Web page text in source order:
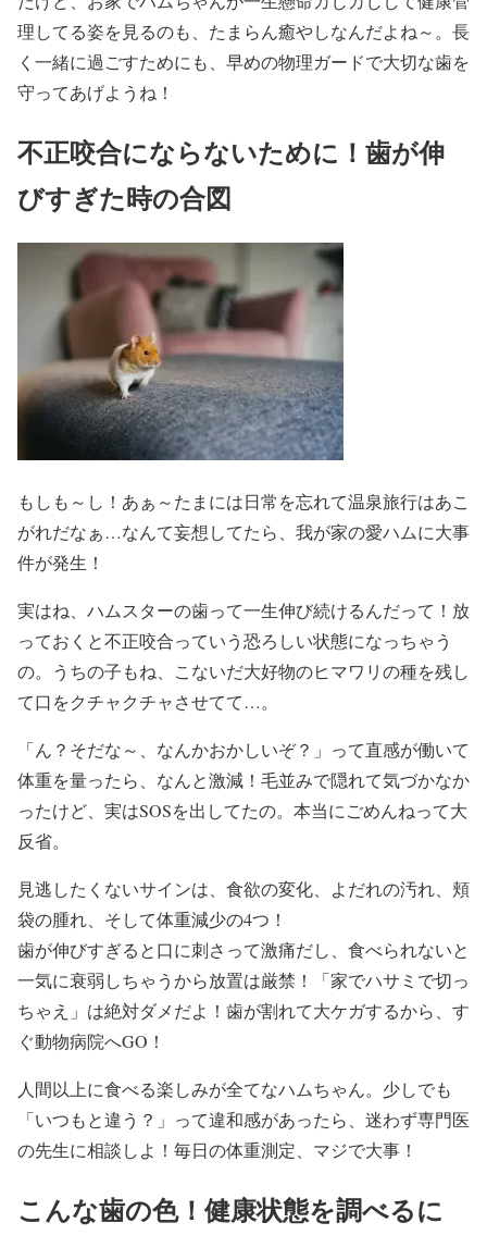
理してる姿を見るのも、たまらん癒やしなんだよね～。長
く一緒に過ごすためにも、早めの物理ガードで大切な歯を
守ってあげようね！
不正咬合にならないために！歯が伸
びすぎた時の合図
もしも～し！あぁ～たまには日常を忘れて温泉旅行はあこ
がれだなぁ…なんて妄想してたら、我が家の愛ハムに大事
件が発生！
実はね、ハムスターの歯って一生伸び続けるんだって！放
っておくと不正咬合っていう恐ろしい状態になっちゃう
の。うちの子もね、こないだ大好物のヒマワリの種を残し
て口をクチャクチャさせてて…。
「ん？そだな～、なんかおかしいぞ？」って直感が働いて
体重を量ったら、なんと激減！毛並みで隠れて気づかなか
ったけど、実はSOSを出してたの。本当にごめんねって大
反省。
見逃したくないサインは、食欲の変化、よだれの汚れ、頬
袋の腫れ、そして体重減少の4つ！
歯が伸びすぎると口に刺さって激痛だし、食べられないと
一気に衰弱しちゃうから放置は厳禁！「家でハサミで切っ
ちゃえ」は絶対ダメだよ！歯が割れて大ケガするから、す
ぐ動物病院へGO！
人間以上に食べる楽しみが全てなハムちゃん。少しでも
「いつもと違う？」って違和感があったら、迷わず専門医
の先生に相談しよ！毎日の体重測定、マジで大事！
こんな歯の色！健康状態を調べるに